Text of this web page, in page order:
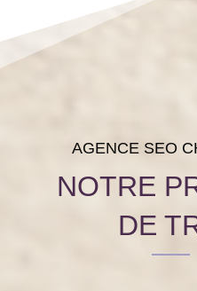
AGENCE SEO
NOTRE
DE